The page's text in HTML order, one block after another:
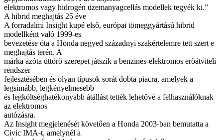
elektromos vagy hidrogén üzemanyagcellás modellek tegyék ki.”
A hibrid meghajtás 25 éve
A forradalmi Insight kupé első, európai tömeggyártású hibrid
modellként való 1999-es
bevezetése óta a Honda negyed századnyi szakértelemre tett szert e
meghajtás terén. A
márka azóta úttörő szerepet játszik a benzines-elektromos erőátviteli
rendszer
fejlesztésében és olyan típusok sorát dobta piacra, amelyek a
legsimább, legkényelmesebb
és legköltséghatékonyabb átállást tették lehetővé a felhasználóknak
az elektromos
autózásra.
Az Insight megjelenését követően a Honda 2003-ban bemutatta a
Civic IMA-t, amelynél a